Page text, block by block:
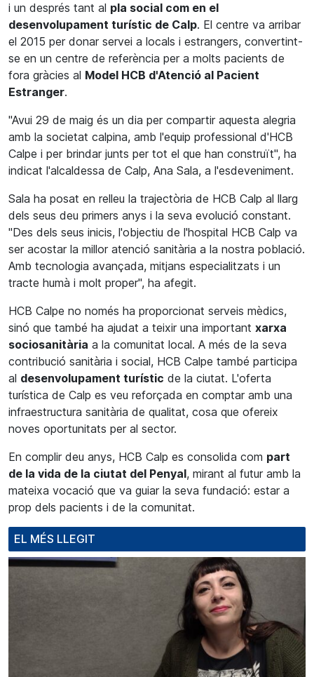
i un després tant al pla social com en el
desenvolupament turístic de Calp. El centre va arribar
el 2015 per donar servei a locals i estrangers, convertint-
se en un centre de referència per a molts pacients de
fora gràcies al Model HCB d'Atenció al Pacient
Estranger.
"Avui 29 de maig és un dia per compartir aquesta alegria
amb la societat calpina, amb l'equip professional d'HCB
Calpe i per brindar junts per tot el que han construït", ha
indicat l'alcaldessa de Calp, Ana Sala, a l'esdeveniment.
Sala ha posat en relleu la trajectòria de HCB Calp al llarg
dels seus deu primers anys i la seva evolució constant.
"Des dels seus inicis, l'objectiu de l'hospital HCB Calp va
ser acostar la millor atenció sanitària a la nostra població.
Amb tecnologia avançada, mitjans especialitzats i un
tracte humà i molt proper", ha afegit.
HCB Calpe no només ha proporcionat serveis mèdics,
sinó que també ha ajudat a teixir una important xarxa
sociosanitària a la comunitat local. A més de la seva
contribució sanitària i social, HCB Calpe també participa
al desenvolupament turístic de la ciutat. L'oferta
turística de Calp es veu reforçada en comptar amb una
infraestructura sanitària de qualitat, cosa que ofereix
noves oportunitats per al sector.
En complir deu anys, HCB Calp es consolida com part
de la vida de la ciutat del Penyal, mirant al futur amb la
mateixa vocació que va guiar la seva fundació: estar a
prop dels pacients i de la comunitat.
EL MÉS LLEGIT